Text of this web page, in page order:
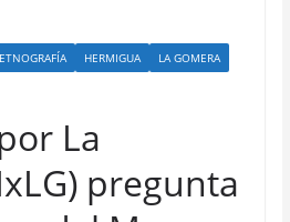
ETNOGRAFÍA HERMIGUA
LA GOMERA
La
pregunta